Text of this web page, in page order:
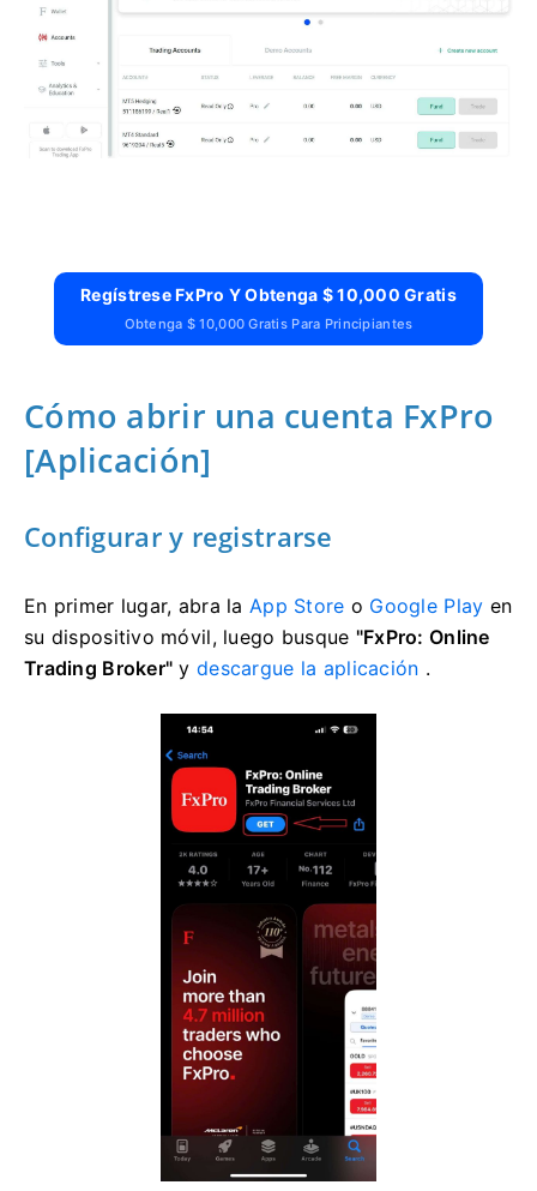
Regístrese FxPro Y Obtenga $ 10,000 Gratis
Obtenga $ 10,000 Gratis Para Principiantes
Cómo abrir una cuenta FxPro
[Aplicación]
Configurar y registrarse
En primer lugar, abra la App Store o Google Play en
su dispositivo móvil, luego busque "FxPro: Online
Trading Broker" ydescargue la aplicación .